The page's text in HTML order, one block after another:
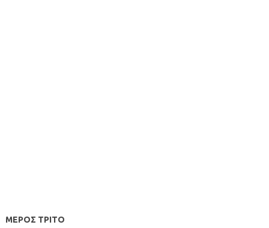
ΜΕΡΟΣ ΤΡΙΤΟ